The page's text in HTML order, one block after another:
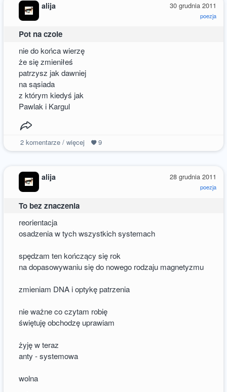
30 grudnia 2011
poezja
alija
Pot na czole
nie do końca wierzę
że się zmieniłeś
patrzysz jak dawniej
na sąsiada
z którym kiedyś jak
Pawlak i Kargul
2komentarze / więcej 9
28 grudnia 2011
poezja
alija
To bez znaczenia
reorientacja
osadzenia w tych wszystkich systemach
spędzam ten kończący się rok
na dopasowywaniu się do nowego rodzaju magnetyzmu
zmieniam DNA i optykę patrzenia
nie ważne co czytam robię
świętuję obchodzę uprawiam
żyję w teraz
anty - systemowa
wolna